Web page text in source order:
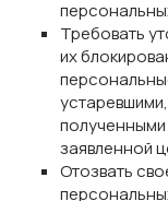
Требовать
их
заявленной
Отозвать